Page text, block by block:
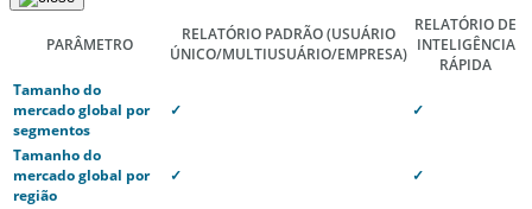
PARÂMETRO
RELATÓRIO PADRÃO(USUÁRIO
ÚNICO/MULTIUSUÁRIO/EMPRESA)
RELATÓRIO DE
INTELIGÊNCIA
RÁPIDA
Tamanho do
mercado global por
segmentos
✓ ✓
Tamanho do
mercado global por
região
✓ ✓